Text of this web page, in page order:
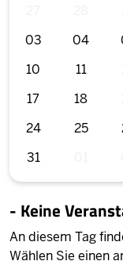
03
04
10
11
17
18
24
25
31
- Keine
An diesem Tag
Wählen Sie einen